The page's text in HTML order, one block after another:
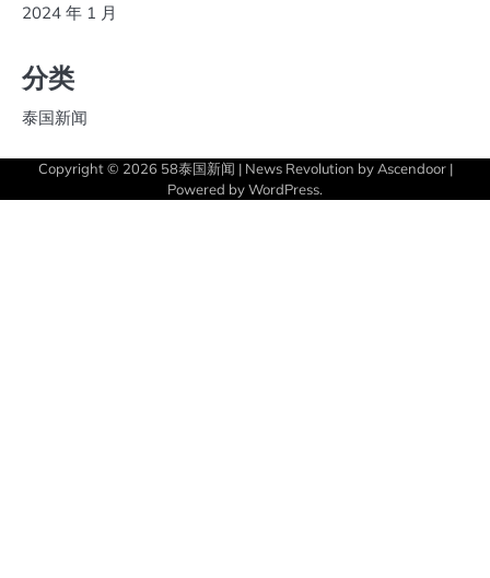
2024 年 1 月
分类
泰国新闻
Copyright © 2026 58泰国新闻 | News Revolution by Ascendoor|
Powered byWordPress.